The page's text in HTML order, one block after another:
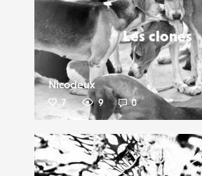
Les clones
Nicodeux
7 9 0